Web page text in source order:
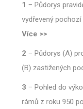
1 – Půdorys
vydřevený
Více >>
2 – Půdorys (A)
(B) zastižených
3 – Pohled do
rámů z roku 950